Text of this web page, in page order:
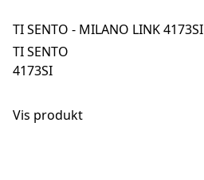
TI SENTO - MILANO LINK 4173SI
TI SENTO
4173SI
Vis produkt